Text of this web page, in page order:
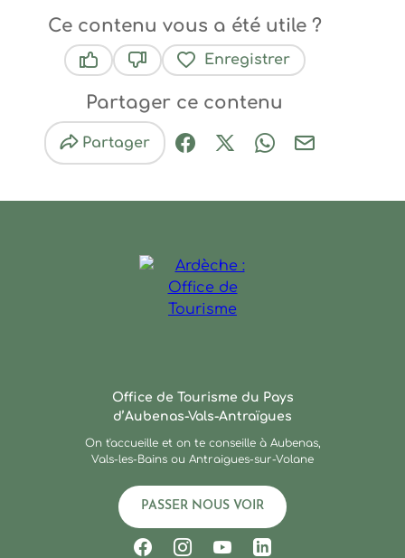
Ce contenu vous a été utile ?
Enregistrer
Partager ce contenu
Partager
Partager sur Facebook
Partager sur X / Twitter
Partager sur
Partager par
Office de Tourisme du Pays
d’Aubenas-Vals-Antraïgues
On t'accueille et on te conseille à Aubenas,
Vals-les-Bains ou Antraigues-sur-Volane
PASSER NOUS VOIR